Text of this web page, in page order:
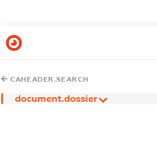
CAHEADER.SEARCH
document.dossier